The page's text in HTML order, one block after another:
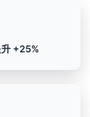
+25%